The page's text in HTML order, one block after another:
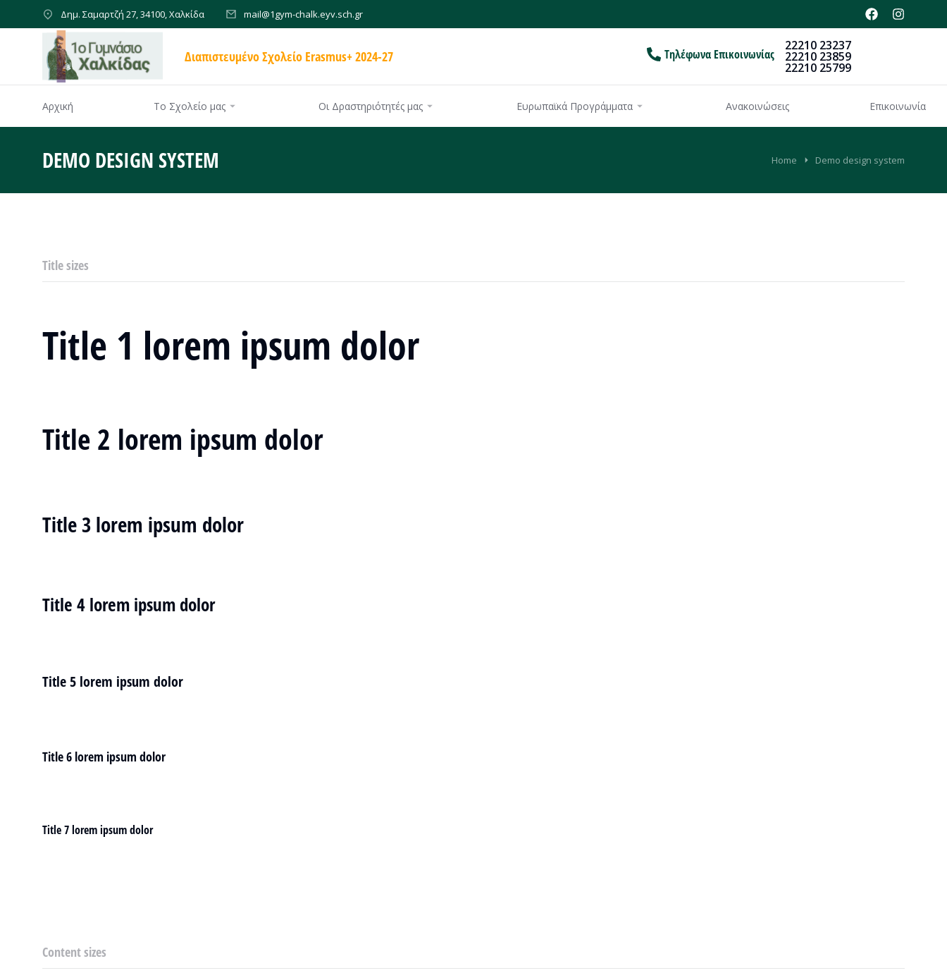
Δημ. Σαμαρτζή 27, 34100, Χαλκίδα mail@1gym-chalk.eyv.sch.gr
Διαπιστευμένο Σχολείο Erasmus+ 2024-27 Τηλέφωνα Επικοινωνίας
22210 23237
22210 23859
22210 25799
Αρχική Το Σχολείο μας Οι Δραστηριότητές μας Ευρωπαϊκά Προγράμματα Ανακοινώσεις Επικοινωνία
DEMO DESIGN SYSTEM Home Demo design system
Title sizes
Title 1 lorem ipsum dolor
Title 2 lorem ipsum dolor
Title 3 lorem ipsum dolor
Title 4 lorem ipsum dolor
Title 5 lorem ipsum dolor
Title 6 lorem ipsum dolor
Title 7 lorem ipsum dolor
Content sizes